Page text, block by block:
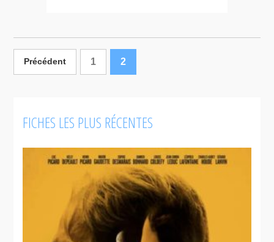
Précédent 1 2
FICHES LES PLUS RÉCENTES